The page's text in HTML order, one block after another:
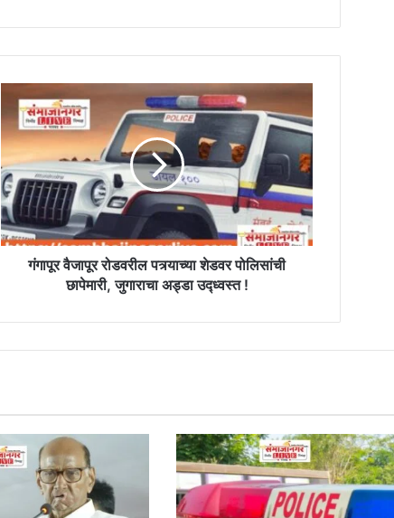
वैजापूर
रोडवरील
पत्र्याच्या
शेडवर
पोलिसांची
छापेमारी,
जुगाराचा
अड्डा
उद्ध्वस्तगंगापूर वैजापूर रोडवरील पत्र्याच्या शेडवर पोलिसांची
छापेमारी, जुगाराचा अड्डा उद्ध्वस्त !